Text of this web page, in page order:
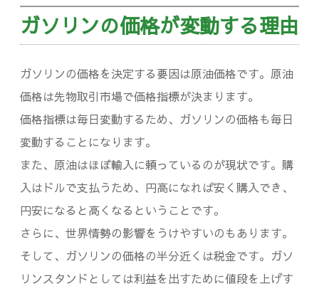
ガソリンの価格が変動する理由
ガソリンの価格を決定する要因は原油価格です。原油
価格は先物取引市場で価格指標が決まります。
価格指標は毎日変動するため、ガソリンの価格も毎日
変動することになります。
また、原油はほぼ輸入に頼っているのが現状です。購
入はドルで支払うため、円高になれば安く購入でき、
円安になると高くなるということです。
さらに、世界情勢の影響をうけやすいのもあります。
そして、ガソリンの価格の半分近くは税金です。ガソ
リンスタンドとしては利益を出すために値段を上げす